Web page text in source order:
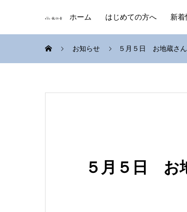
ホーム はじめての方へ 新着
お知らせ ５月５日 お地蔵さ
５月５日 お